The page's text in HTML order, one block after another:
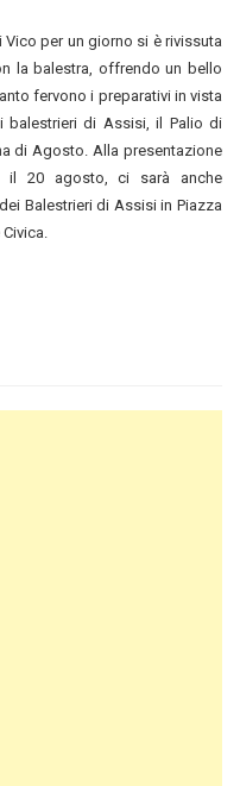
per un giorno si è rivissuta
la balestra, offrendo un bello
fervono i preparativi in vista
balestrieri di Assisi, il Palio di
di Agosto. Alla presentazione
il 20 agosto, ci sarà anche
Balestrieri di Assisi in Piazza